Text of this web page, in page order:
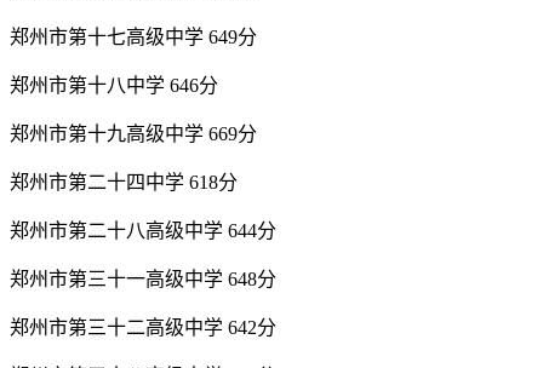
郑州市第十七高级中学 649分
郑州市第十八中学 646分
郑州市第十九高级中学 669分
郑州市第二十四中学 618分
郑州市第二十八高级中学 644分
郑州市第三十一高级中学 648分
郑州市第三十二高级中学 642分